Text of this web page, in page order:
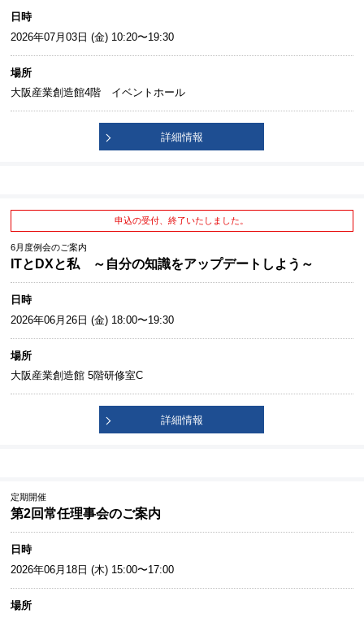
日時
2026年07月03日 (金) 10:20〜19:30
場所
大阪産業創造館4階 イベントホール
詳細情報
申込の受付、終了いたしました。
6月度例会のご案内
ITとDXと私 ～自分の知識をアップデートしよう～
日時
2026年06月26日 (金) 18:00〜19:30
場所
大阪産業創造館 5階研修室C
詳細情報
定期開催
第2回常任理事会のご案内
日時
2026年06月18日 (木) 15:00〜17:00
場所